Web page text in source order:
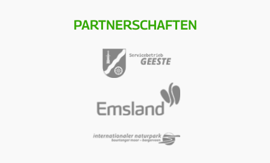
PARTNERSCHAFTEN